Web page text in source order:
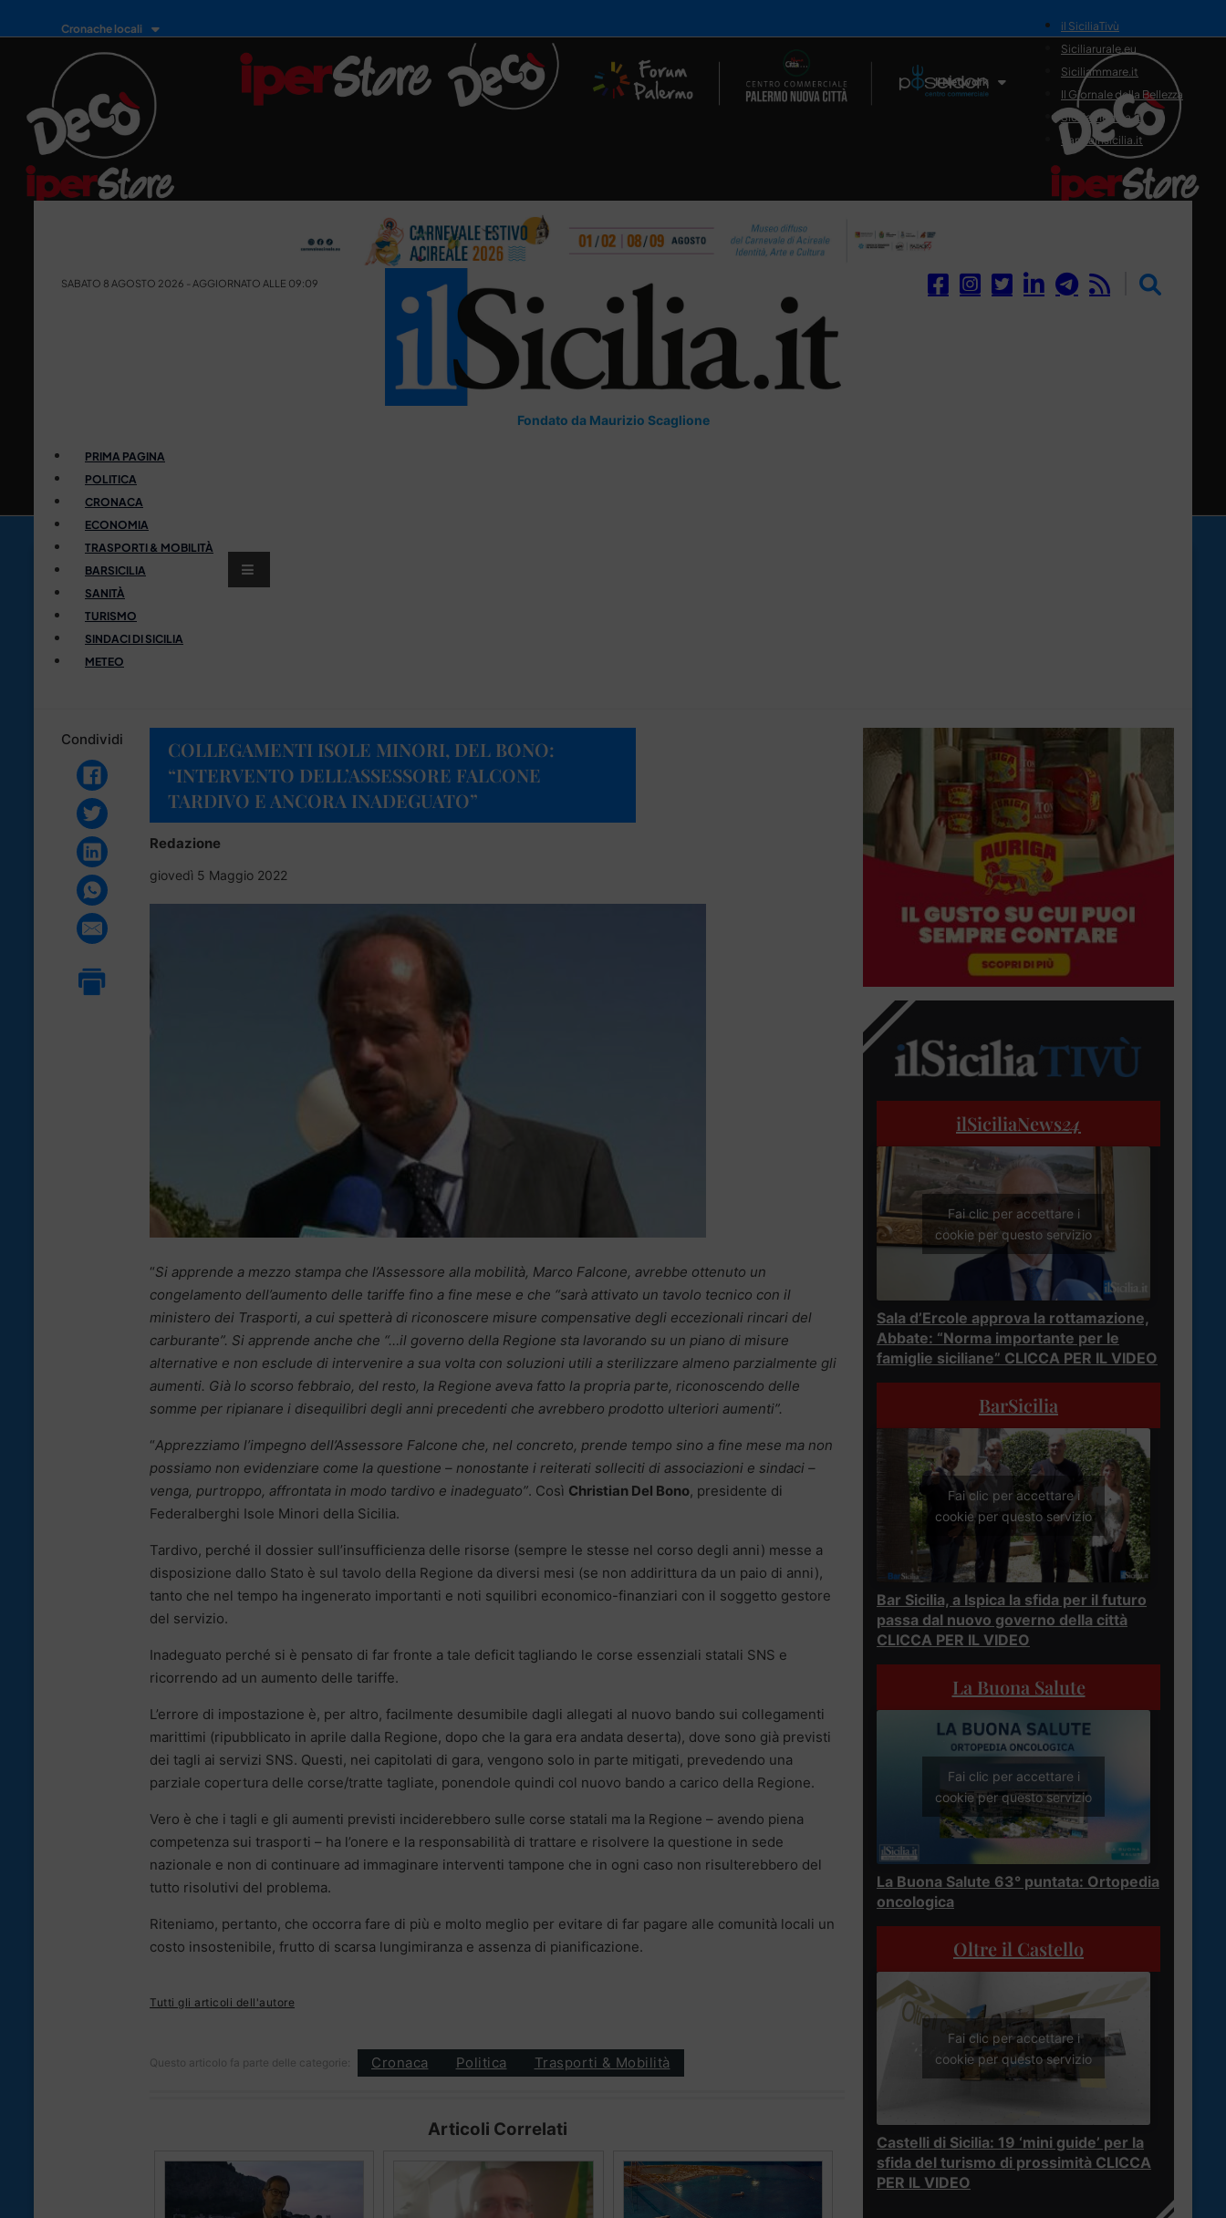
Cronache locali
Il Network
il SiciliaTivù
Siciliarurale.eu
Siciliammare.it
Il Giornale della Bellezza
Siciliamedica.it
Sanitainsicilia.it
SABATO 8 AGOSTO 2026 - AGGIORNATO ALLE 09:09
Fondato da Maurizio Scaglione
PRIMA PAGINA
POLITICA
CRONACA
ECONOMIA
TRASPORTI & MOBILITÀ
BARSICILIA
SANITÀ
TURISMO
SINDACI DI SICILIA
METEO
Condividi
COLLEGAMENTI ISOLE MINORI, DEL BONO:
“INTERVENTO DELL’ASSESSORE FALCONE
TARDIVO E ANCORA INADEGUATO”
Redazione
giovedì 5 Maggio 2022
“Si apprende a mezzo stampa che l’Assessore alla mobilità, Marco Falcone, avrebbe ottenuto un
congelamento dell’aumento delle tariffe fino a fine mese e che “sarà attivato un tavolo tecnico con il
ministero dei Trasporti, a cui spetterà di riconoscere misure compensative degli eccezionali rincari del
carburante”. Si apprende anche che “…il governo della Regione sta lavorando su un piano di misure
alternative e non esclude di intervenire a sua volta con soluzioni utili a sterilizzare almeno parzialmente gli
aumenti. Già lo scorso febbraio, del resto, la Regione aveva fatto la propria parte, riconoscendo delle
somme per ripianare i disequilibri degli anni precedenti che avrebbero prodotto ulteriori aumenti”.
“Apprezziamo l’impegno dell’Assessore Falcone che, nel concreto, prende tempo sino a fine mese ma non
possiamo non evidenziare come la questione – nonostante i reiterati solleciti di associazioni e sindaci –
venga, purtroppo, affrontata in modo tardivo e inadeguato”. Così Christian Del Bono, presidente di
Federalberghi Isole Minori della Sicilia.
Tardivo, perché il dossier sull’insufficienza delle risorse (sempre le stesse nel corso degli anni) messe a
disposizione dallo Stato è sul tavolo della Regione da diversi mesi (se non addirittura da un paio di anni),
tanto che nel tempo ha ingenerato importanti e noti squilibri economico-finanziari con il soggetto gestore
del servizio.
Inadeguato perché si è pensato di far fronte a tale deficit tagliando le corse essenziali statali SNS e
ricorrendo ad un aumento delle tariffe.
L’errore di impostazione è, per altro, facilmente desumibile dagli allegati al nuovo bando sui collegamenti
marittimi (ripubblicato in aprile dalla Regione, dopo che la gara era andata deserta), dove sono già previsti
dei tagli ai servizi SNS. Questi, nei capitolati di gara, vengono solo in parte mitigati, prevedendo una
parziale copertura delle corse/tratte tagliate, ponendole quindi col nuovo bando a carico della Regione.
Vero è che i tagli e gli aumenti previsti inciderebbero sulle corse statali ma la Regione – avendo piena
competenza sui trasporti – ha l’onere e la responsabilità di trattare e risolvere la questione in sede
nazionale e non di continuare ad immaginare interventi tampone che in ogni caso non risulterebbero del
tutto risolutivi del problema.
Riteniamo, pertanto, che occorra fare di più e molto meglio per evitare di far pagare alle comunità locali un
costo insostenibile, frutto di scarsa lungimiranza e assenza di pianificazione.
Tutti gli articoli dell'autore
Questo articolo fa parte delle categorie: Cronaca Politica Trasporti & Mobilità
Articoli Correlati
ilSiciliaNews24
Fai clic per accettare i
cookie per questo servizio
Sala d’Ercole approva la rottamazione,
Abbate: “Norma importante per le
famiglie siciliane” CLICCA PER IL VIDEO
BarSicilia
Fai clic per accettare i
cookie per questo servizio
Bar Sicilia, a Ispica la sfida per il futuro
passa dal nuovo governo della città
CLICCA PER IL VIDEO
La Buona Salute
Fai clic per accettare i
cookie per questo servizio
La Buona Salute 63° puntata: Ortopedia
oncologica
Oltre il Castello
Fai clic per accettare i
cookie per questo servizio
Castelli di Sicilia: 19 ‘mini guide’ per la
sfida del turismo di prossimità CLICCA
PER IL VIDEO